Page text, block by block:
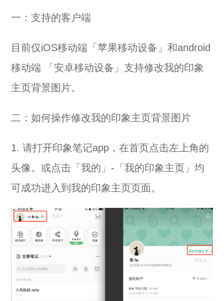
一：支持的客户端
目前仅iOS移动端「苹果移动设备」和android
移动端 「安卓移动设备」支持修改我的印象
主页背景图片。
二：如何操作修改我的印象主页背景图片
1. 请打开印象笔记app，在首页点击左上角的
头像。或点击「我的」-「我的印象主页」均
可成功进入到我的印象主页页面。